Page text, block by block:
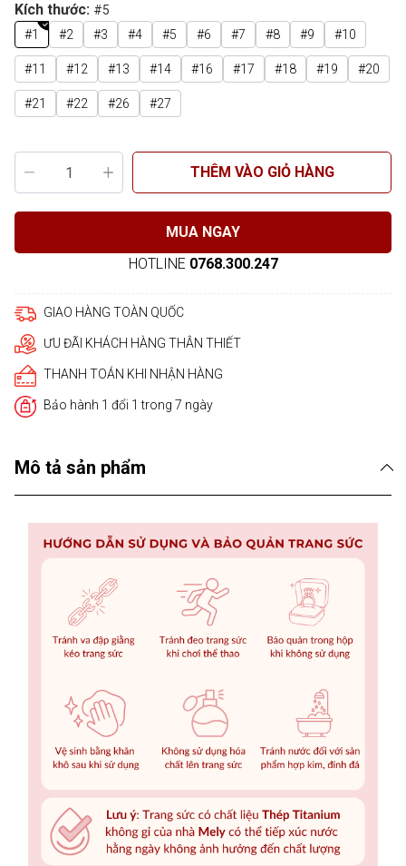
Kích thước: #5
#1
#2 #3 #4 #5 #6 #7 #8 #9 #10
#11 #12 #13 #14 #16 #17 #18 #19 #20
#21 #22 #26 #27
THÊM VÀO GIỎ HÀNG
MUA NGAY
HOTLINE 0768.300.247
GIAO HÀNG TOÀN QUỐC
ƯU ĐÃI KHÁCH HÀNG THÂN THIẾT
THANH TOÁN KHI NHẬN HÀNG
Bảo hành 1 đổi 1 trong 7 ngày
Mô tả sản phẩm